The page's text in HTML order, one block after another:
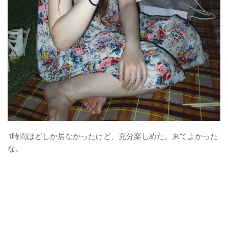
1時間ほどしか居なかったけど、充分楽しめた。来てよかった
な。